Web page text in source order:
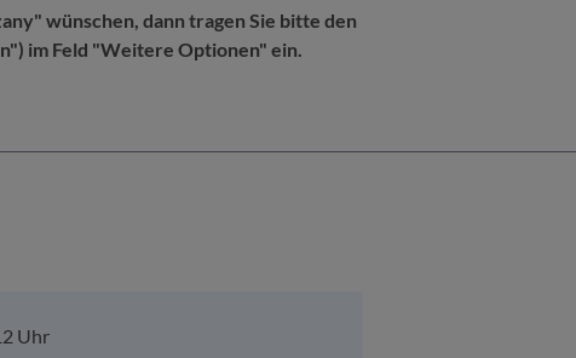
wünschen, dann tragen Sie bitte den
im Feld "Weitere Optionen" ein.
Uhr